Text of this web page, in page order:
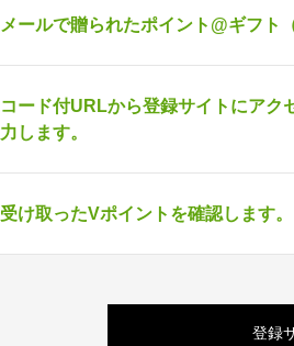
メールで贈られたポイント@ギフト
コード付URLから登録サイトにアク
力します。
受け取ったVポイントを確認します。
登録